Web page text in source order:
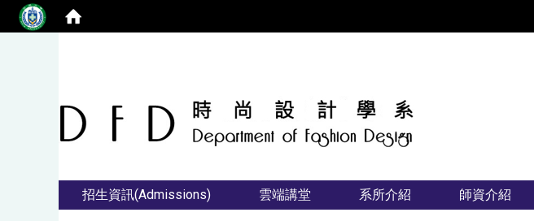
招生資訊(Admissions) 雲端講堂 系所介紹 師資介紹